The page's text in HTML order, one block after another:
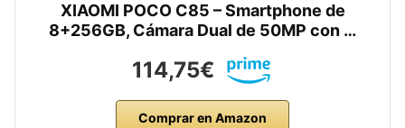
XIAOMI POCO C85 – Smartphone de
8+256GB, Cámara Dual de 50MP con …
114,75€
Comprar en Amazon